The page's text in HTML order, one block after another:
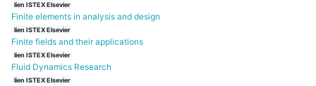
lien ISTEX Elsevier
Finite elements in analysis and design
lien ISTEX Elsevier
Finite fields and their applications
lien ISTEX Elsevier
Fluid Dynamics Research
lien ISTEX Elsevier